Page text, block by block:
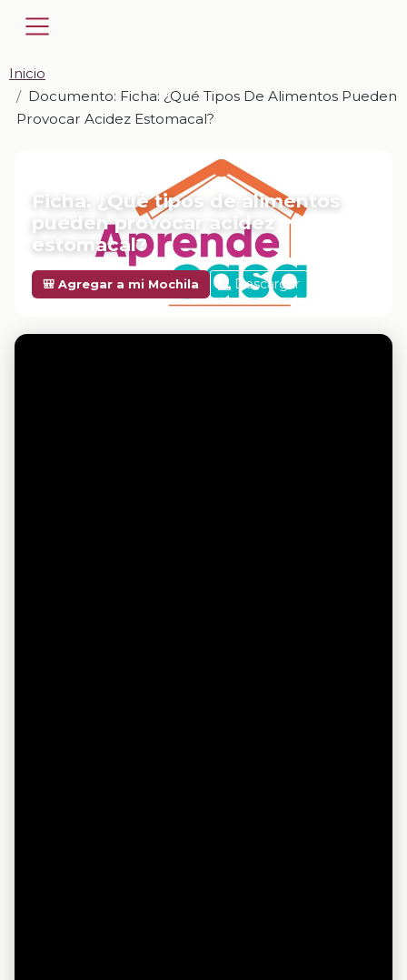
Inicio
Documento: Ficha: ¿Qué Tipos De Alimentos Pueden
Provocar Acidez Estomacal?
Ficha: ¿Qué tipos de alimentos
pueden provocar acidez
estomacal?
🎒 Agregar a mi Mochila Descargar